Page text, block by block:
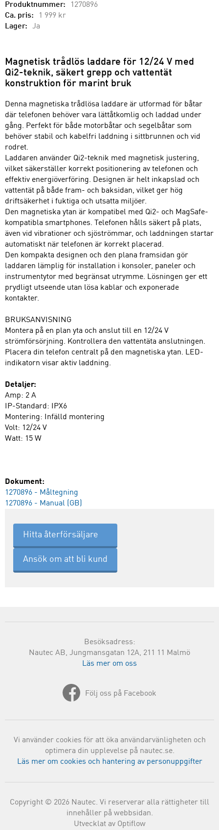
Produktnummer:
1270896
Ca. pris:
1 999 kr
Lager:
Ja
Magnetisk trådlös laddare för 12/24 V med
Qi2-teknik, säkert grepp och vattentät
konstruktion för marint bruk
Denna magnetiska trådlösa laddare är utformad för båtar
där telefonen behöver vara lättåtkomlig och laddad under
gång. Perfekt för både motorbåtar och segelbåtar som
behöver stabil och kabelfri laddning i sittbrunnen och vid
rodret.
Laddaren använder Qi2-teknik med magnetisk justering,
vilket säkerställer korrekt positionering av telefonen och
effektiv energiöverföring. Designen är helt inkapslad och
vattentät på både fram- och baksidan, vilket ger hög
driftsäkerhet i fuktiga och utsatta miljöer.
Den magnetiska ytan är kompatibel med Qi2- och MagSafe-
kompatibla smartphones. Telefonen hålls säkert på plats,
även vid vibrationer och sjöströmmar, och laddningen startar
automatiskt när telefonen är korrekt placerad.
Den kompakta designen och den plana framsidan gör
laddaren lämplig för installation i konsoler, paneler och
instrumentytor med begränsat utrymme. Lösningen ger ett
prydligt utseende utan lösa kablar och exponerade
kontakter.
BRUKSANVISNING
Montera på en plan yta och anslut till en 12/24 V
strömförsörjning. Kontrollera den vattentäta anslutningen.
Placera din telefon centralt på den magnetiska ytan. LED-
indikatorn visar aktiv laddning.
Detaljer:
Amp: 2 A
IP-Standard: IPX6
Montering: Infälld montering
Volt: 12/24 V
Watt: 15 W
Dokument:
1270896 - Måltegning
1270896 - Manual (GB)
Hitta återförsäljare
Ansök om att bli kund
Besöksadress:
Nautec AB, Jungmansgatan 12A, 211 11 Malmö
Läs mer om oss
Följ oss på Facebook
Vi använder cookies för att öka användarvänligheten och
optimera din upplevelse på nautec.se.
Läs mer om cookies och hantering av personuppgifter
Copyright © 2026 Nautec. Vi reserverar alla rättigheter till
innehåller på webbsidan.
Utvecklat av Optiflow